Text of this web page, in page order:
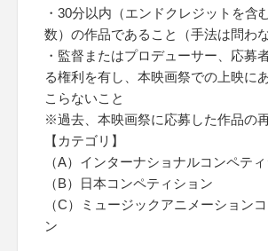
・30分以内（エンドクレジットを含
数）の作品であること（手法は問わな
・監督またはプロデューサー、応募
る権利を有し、本映画祭での上映に
こらないこと
※過去、本映画祭に応募した作品の
【カテゴリ】
（A）インターナショナルコンペテ
（B）日本コンペティション
（C）ミュージックアニメーション
ン